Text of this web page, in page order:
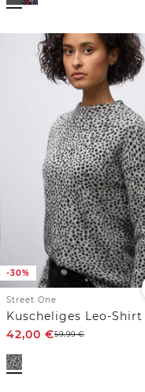
-30%
Street One
Kuscheliges Leo-Shirt
42,00 €59,99€